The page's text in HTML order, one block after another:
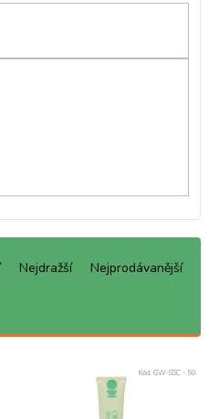
Nejdražší Nejprodávanější
Kód: GW-SSC - 50